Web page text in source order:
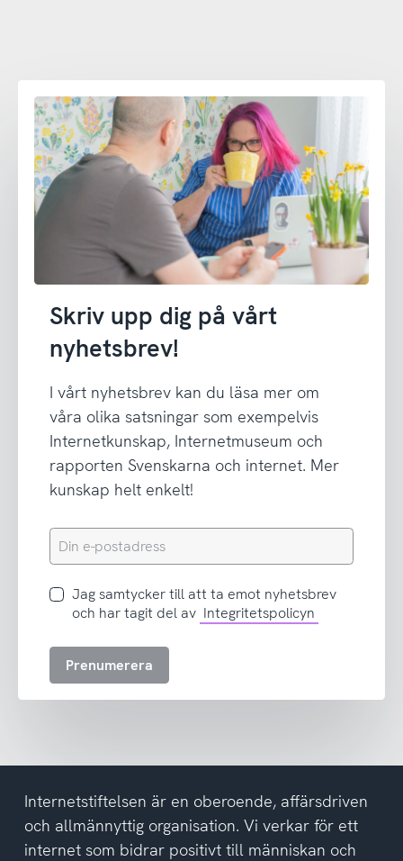
Skriv upp dig på vårt
nyhetsbrev!
I vårt nyhetsbrev kan du läsa mer om
våra olika satsningar som exempelvis
Internetkunskap, Internetmuseum och
rapporten Svenskarna och internet. Mer
kunskap helt enkelt!
Din
e-
Jag
samtycker
att
del
av
integritetspolicyn
Jag samtycker till att ta emot nyhetsbrev
och har tagit del av Integritetspolicyn
Prenumerera
Internetstiftelsen är en oberoende, affärsdriven
och allmännyttig organisation. Vi verkar för ett
internet som bidrar positivt till människan och